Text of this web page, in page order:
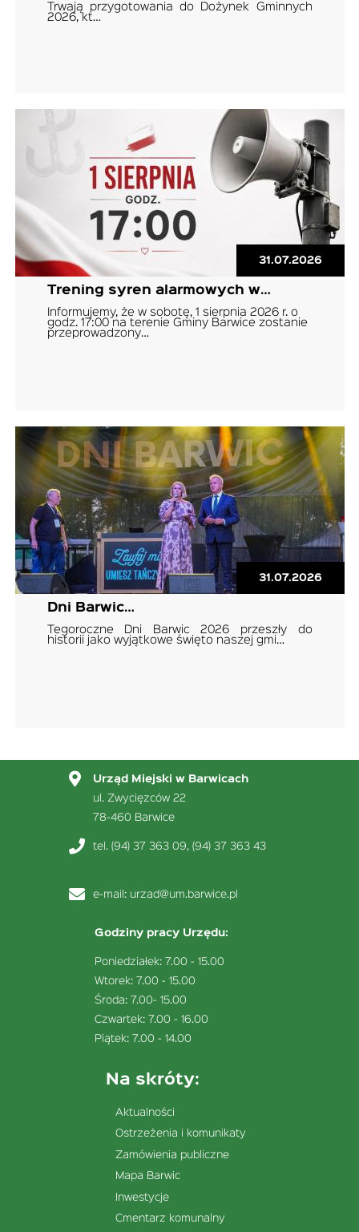
Trwają przygotowania do Dożynek Gminnych
2026, kt…
31.07.2026
Trening syren alarmowych w…
Informujemy, że w sobotę, 1 sierpnia 2026 r. o
godz. 17:00 na terenie Gminy Barwice zostanie
przeprowadzony…
31.07.2026
Dni Barwic…
Tegoroczne Dni Barwic 2026 przeszły do
historii jako wyjątkowe święto naszej gmi…
Urząd Miejski w Barwicach
ul. Zwycięzców 22
78-460 Barwice
tel. (94) 37 363 09, (94) 37 363 43
e-mail: urzad@um.barwice.pl
Godziny pracy Urzędu:
Poniedziałek: 7.00 - 15.00
Wtorek: 7.00 - 15.00
Środa: 7.00- 15.00
Czwartek: 7.00 - 16.00
Piątek: 7.00 - 14.00
Na skróty:
Aktualności
Ostrzeżenia i komunikaty
Zamówienia publiczne
Mapa Barwic
Inwestycje
Cmentarz komunalny